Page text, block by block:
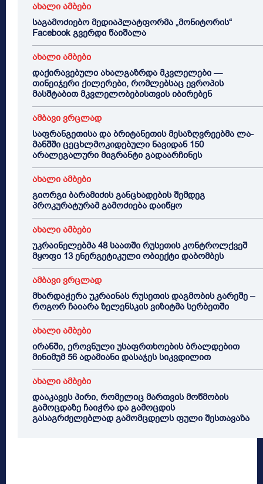
ახალი ამბები
საგამოძიებო მედიაპლატფორმა „მონიტორის“
Facebook გვერდი წაიშალა
ახალი ამბები
დაქირავებული ახალგაზრდა მკვლელები —
თინეიჯერი ქილერები, რომლებსაც ევროპის
მასშტაბით მკვლელობებისთვის იბირებენ
ამბავი ვრცლად
საფრანგეთისა და ბრიტანეთის მესაზღვრეებმა ლა-
მანშში ცეცხლმოკიდებული ნავიდან 150
არალეგალური მიგრანტი გადაარჩინეს
ახალი ამბები
გიორგი ბარამიძის განცხადების შემდეგ
პროკურატურამ გამოძიება დაიწყო
ახალი ამბები
უკრაინელებმა 48 საათში რუსეთის კონტროლქვეშ
მყოფი 13 ენერგეტიკული ობიექტი დაბომბეს
ამბავი ვრცლად
მხარდაჭერა უკრაინას რუსეთის დაგმობის გარეშე –
როგორ ჩაიარა ზელენსკის ვიზიტმა სერბეთში
ახალი ამბები
ირანში, ეროვნული უსაფრთხოების ბრალდებით
მინიმუმ 56 ადამიანი დასაჯეს სიკვდილით
ახალი ამბები
დააკავეს პირი, რომელიც მართვის მოწმობის
გამოცდაზე ჩაიჭრა და გამოცდის
გასაგრძელებლად გამომცდელს ფული შესთავაზა